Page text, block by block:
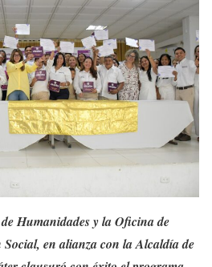
Humanidades y la Oficina de
en alianza con la Alcaldía de